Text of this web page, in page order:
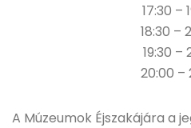
17:30 –
18:30 –
19:30 –
20:00 –
A Múzeumok Éjszakájára a